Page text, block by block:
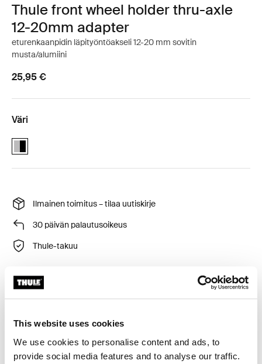
This website uses cookies
We use cookies to personalise content and ads, to
provide social media features and to analyse our traffic.
Thule front wheel holder thru-axle
12-20mm adapter
eturenkaanpidin läpityöntöakseli 12-20 mm sovitin
musta/alumiini
25,95 €
Väri
Thule front wheel holder thru-axle 12-20mm adapter Aluminum/
Ilmainen toimitus – tilaa uutiskirje
30 päivän palautusoikeus
Thule-takuu
Thule-eturenkaanpitimen sovitin, joka mahdollistaa 12–
kuljettamisen.